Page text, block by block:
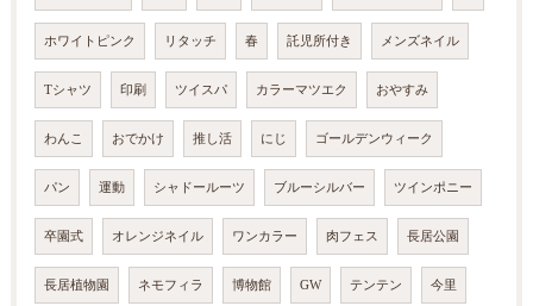
ホワイトピンク リタッチ 春 託児所付き メンズネイル
Tシャツ 印刷 ツイスパ カラーマツエク おやすみ
わんこ おでかけ 推し活 にじ ゴールデンウィーク
パン 運動 シャドールーツ ブルーシルバー ツインポニー
卒園式 オレンジネイル ワンカラー 肉フェス 長居公園
長居植物園 ネモフィラ 博物館 GW テンテン 今里